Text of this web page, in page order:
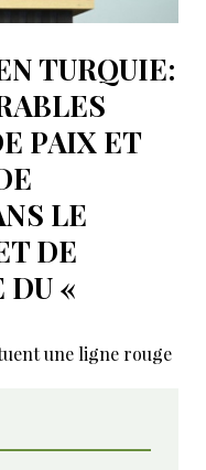
TURQUIE:
PAIX ET
LE
DE
DU «
une ligne rouge